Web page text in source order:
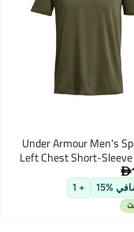
Under Armour Men's
Left Chest Short-
(390)
Green/Black/

%15
+ 1